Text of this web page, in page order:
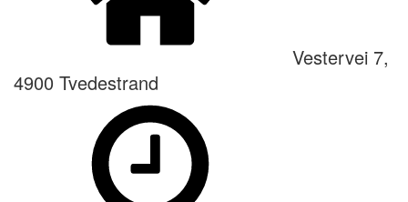
Vestervei 7,
4900 Tvedestrand